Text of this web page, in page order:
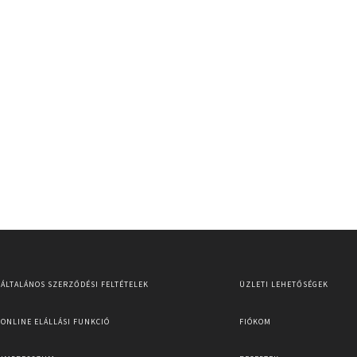
ÁLTALÁNOS SZERZŐDÉSI FELTÉTELEK
ONLINE ELÁLLÁSI FUNKCIÓ
ÜZLETI LEHETŐSÉGEK
FIÓKOM